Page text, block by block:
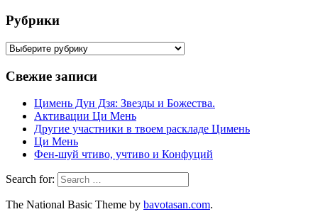
Рубрики
Рубрики
Свежие записи
Цимень Дун Дзя: Звезды и Божества.
Активации Ци Мень
Другие участники в твоем раскладе Цимень
Ци Мень
Фен-шуй чтиво, учтиво и Конфуций
Search for:
The National Basic Theme by bavotasan.com.